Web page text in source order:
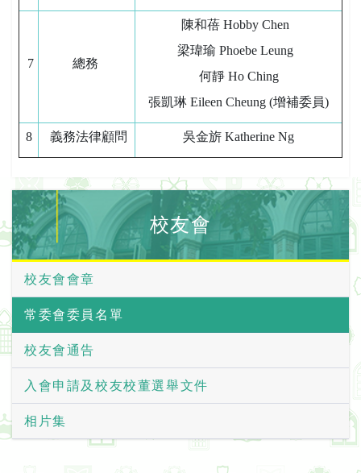
校友會
校友會會章
常委會委員名單
校友會通告
入會申請及校友校董選舉文件
相片集
7 總務
陳和蓓 Hobby Chen
梁瑋瑜 Phoebe Leung
何靜 Ho Ching
張凱琳 Eileen Cheung (增補委員)
8 義務法律顧問 吳金旂 Katherine Ng